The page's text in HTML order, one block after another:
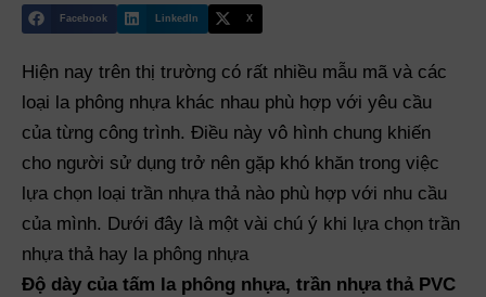
Facebook LinkedIn X
Hiện nay trên thị trường có rất nhiều mẫu mã và các
loại la phông nhựa khác nhau phù hợp với yêu cầu
của từng công trình. Điều này vô hình chung khiến
cho người sử dụng trở nên gặp khó khăn trong việc
lựa chọn loại trần nhựa thả nào phù hợp với nhu cầu
của mình. Dưới đây là một vài chú ý khi lựa chọn trần
nhựa thả hay la phông nhựa
Độ dày của tấm la phông nhựa, trần nhựa thả PVC